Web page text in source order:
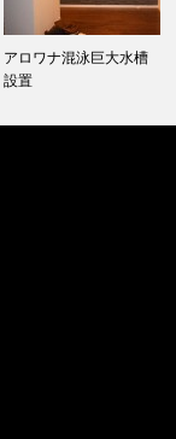
川崎が行く。お客様の
水槽拝見～…